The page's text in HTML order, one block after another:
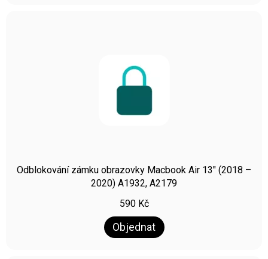
Odblokování zámku obrazovky Macbook Air 13″ (2018 –
2020) A1932, A2179
590 Kč
Objednat